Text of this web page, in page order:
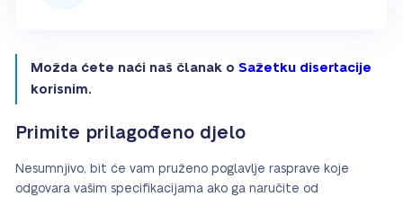
Možda ćete naći naš članak o Sažetku disertacije
korisnim.
Primite prilagođeno djelo
Nesumnjivo, bit će vam pruženo poglavlje rasprave koje
odgovara vašim specifikacijama ako ga naručite od